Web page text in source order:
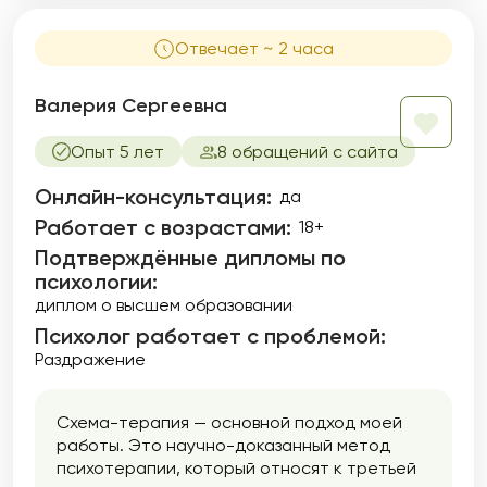
Отвечает ~ 2 часа
Валерия Сергеевна
Опыт 5 лет 8 обращений с сайта
Онлайн-консультация: да
Работает с возрастами: 18+
Подтверждённые дипломы по
психологии:
диплом о высшем образовании
Психолог работает с проблемой:
Раздражение
Схема-терапия — основной подход моей
работы. Это научно-доказанный метод
психотерапии, который относят к третьей